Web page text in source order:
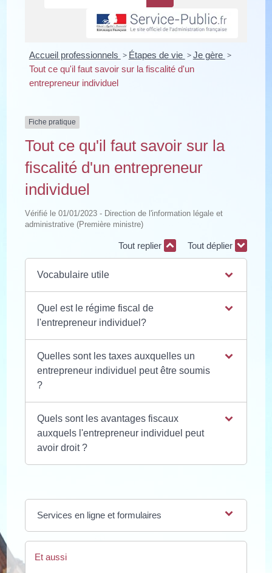
Accueil professionnels > Étapes de vie >Je gère >
Tout ce qu'il faut savoir sur la fiscalité d'un
entrepreneur individuel
Fiche pratique
Tout ce qu'il faut savoir sur la
fiscalité d'un entrepreneur
individuel
Vérifié le 01/01/2023 - Direction de l'information légale et
administrative (Première ministre)
Tout replier Tout déplier
Vocabulaire utile
Quel est le régime fiscal de
l'entrepreneur individuel?
Quelles sont les taxes auxquelles un
entrepreneur individuel peut être soumis
?
Quels sont les avantages fiscaux
auxquels l'entrepreneur individuel peut
avoir droit ?
Services en ligne et formulaires
Et aussi